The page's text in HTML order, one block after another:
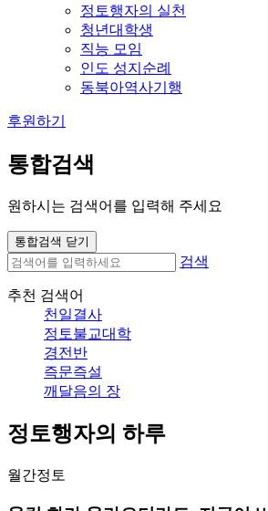
정토행자의 실천
청년대학생
직능 모임
인도 성지순례
동북아역사기행
후원하기
통합검색
원하시는 검색어를 입력해 주세요
통합검색 닫기
검색
추천 검색어
천일결사
정토불교대학
경전반
즉문즉설
깨달음의 장
정토행자의 하루
월간정토